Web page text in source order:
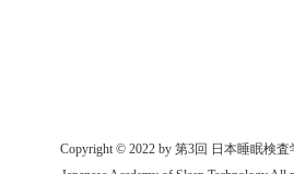
Copyright © 2022 by 第3回 日本睡眠検